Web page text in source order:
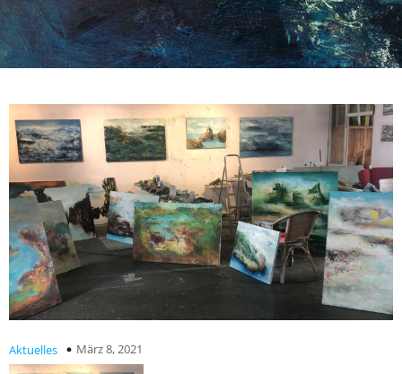
Aktuelles März 8, 2021